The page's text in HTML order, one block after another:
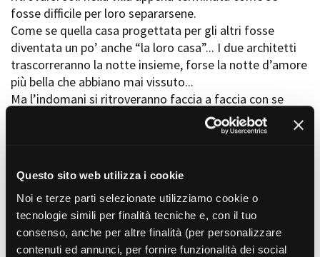
Questo sito web utilizza i cookie
Noi e terze parti selezionate utilizziamo cookie o
tecnologie simili per finalità tecniche e, con il tuo
consenso, anche per altre finalità (per personalizzare
contenuti ed annunci, per fornire funzionalità dei social
fosse difficile per loro separarsene.
Come se quella casa progettata per gli altri fosse
diventata un po’ anche “la loro casa”... I due architetti
trascorreranno la notte insieme, forse la notte d’amore
più bella che abbiano mai vissuto...
Ma l’indomani si ritroveranno faccia a faccia con se
stessi, le loro scelte, le loro impotenze, le loro piccole
sconfitte... Più consapevoli di ciò che sono,
REGIA
Paolo Franchi
SOGGETTO
Paolo Franchi